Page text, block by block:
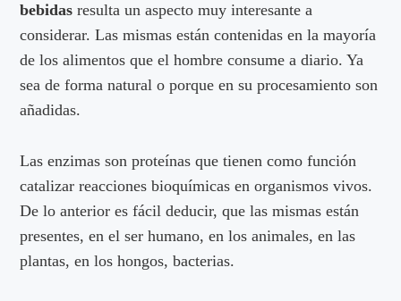
bebidas resulta un aspecto muy interesante a
considerar. Las mismas están contenidas en la mayoría
de los alimentos que el hombre consume a diario. Ya
sea de forma natural o porque en su procesamiento son
añadidas.
Las enzimas son proteínas que tienen como función
catalizar reacciones bioquímicas en organismos vivos.
De lo anterior es fácil deducir, que las mismas están
presentes, en el ser humano, en los animales, en las
plantas, en los hongos, bacterias.